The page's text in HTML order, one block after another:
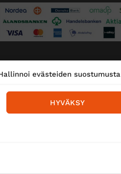
evästeiden suostumusta
HYVÄKSY